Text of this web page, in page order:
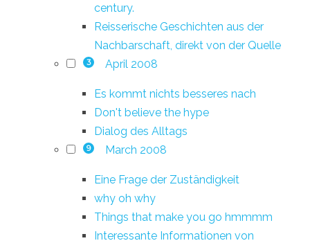
century.
Reisserische Geschichten aus der
Nachbarschaft, direkt von der Quelle
3 April 2008
Es kommt nichts besseres nach
Don't believe the hype
Dialog des Alltags
9 March 2008
Eine Frage der Zuständigkeit
why oh why
Things that make you go hmmmm
Interessante Informationen von